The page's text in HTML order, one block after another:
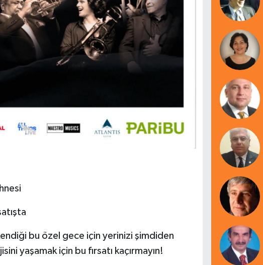
bu özel gece için yerinizi şimdiden
yaşamak için bu fırsatı kaçırmayın!